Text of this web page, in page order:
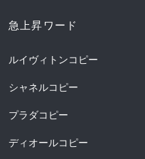
急上昇ワード
ルイヴィトンコピー
シャネルコピー
プラダコピー
ディオールコピー